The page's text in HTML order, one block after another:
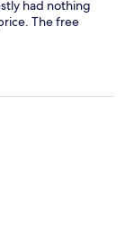
had nothing
The free